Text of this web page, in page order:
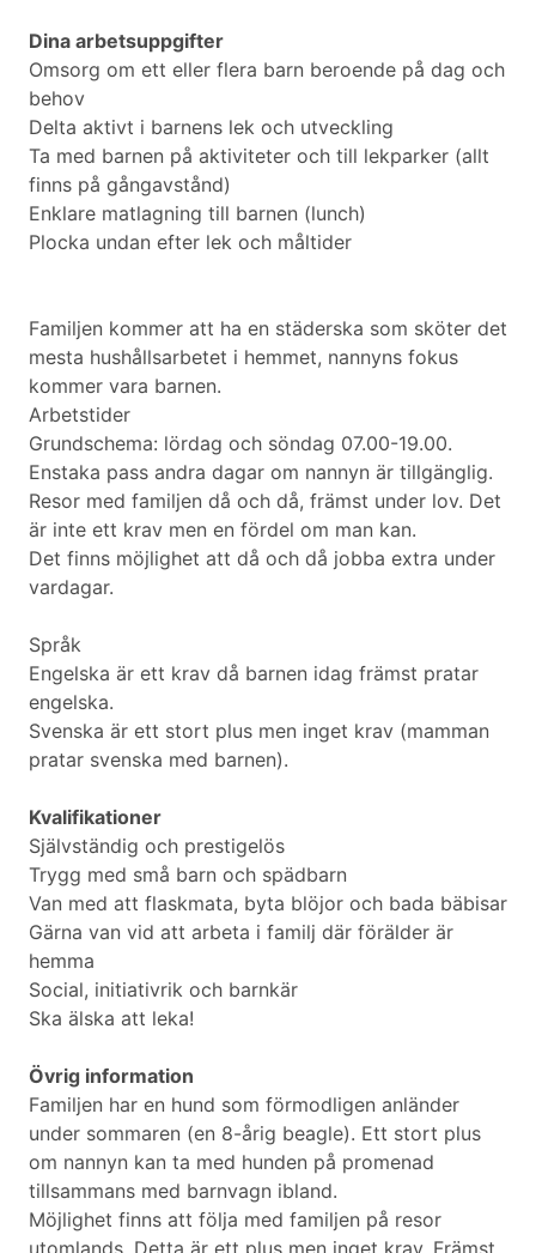
Dina arbetsuppgifter
Omsorg om ett eller flera barn beroende på dag och
behov
Delta aktivt i barnens lek och utveckling
Ta med barnen på aktiviteter och till lekparker (allt
finns på gångavstånd)
Enklare matlagning till barnen (lunch)
Plocka undan efter lek och måltider
Familjen kommer att ha en städerska som sköter det
mesta hushållsarbetet i hemmet, nannyns fokus
kommer vara barnen.
Arbetstider
Grundschema: lördag och söndag 07.00-19.00.
Enstaka pass andra dagar om nannyn är tillgänglig.
Resor med familjen då och då, främst under lov. Det
är inte ett krav men en fördel om man kan.
Det finns möjlighet att då och då jobba extra under
vardagar.
Språk
Engelska är ett krav då barnen idag främst pratar
engelska.
Svenska är ett stort plus men inget krav (mamman
pratar svenska med barnen).
Kvalifikationer
Självständig och prestigelös
Trygg med små barn och spädbarn
Van med att flaskmata, byta blöjor och bada bäbisar
Gärna van vid att arbeta i familj där förälder är
hemma
Social, initiativrik och barnkär
Ska älska att leka!
Övrig information
Familjen har en hund som förmodligen anländer
under sommaren (en 8-årig beagle). Ett stort plus
om nannyn kan ta med hunden på promenad
tillsammans med barnvagn ibland.
Möjlighet finns att följa med familjen på resor